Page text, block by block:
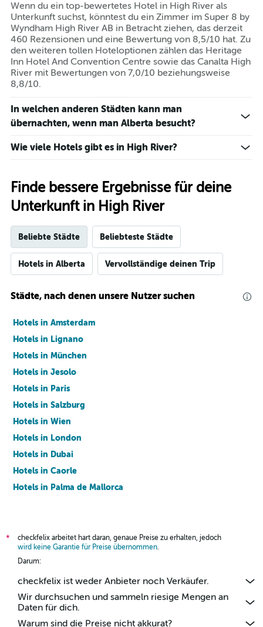
Wenn du ein top-bewertetes Hotel in High River als
Unterkunft suchst, könntest du ein Zimmer im Super 8 by
Wyndham High River AB in Betracht ziehen, das derzeit
460 Rezensionen und eine Bewertung von 8,5/10 hat. Zu
den weiteren tollen Hoteloptionen zählen das Heritage
Inn Hotel And Convention Centre sowie das Canalta High
River mit Bewertungen von 7,0/10 beziehungsweise
8,8/10.
In welchen anderen Städten kann man
übernachten, wenn man Alberta besucht?
Wie viele Hotels gibt es in High River?
Finde bessere Ergebnisse für deine
Unterkunft in High River
Beliebte Städte Beliebteste Städte
Hotels in Alberta Vervollständige deinen Trip
Städte, nach denen unsere Nutzer suchen
Hotels in Amsterdam
Hotels in Lignano
Hotels in München
Hotels in Jesolo
Hotels in Paris
Hotels in Salzburg
Hotels in Wien
Hotels in London
Hotels in Dubai
Hotels in Caorle
Hotels in Palma de Mallorca
*
checkfelix arbeitet hart daran, genaue Preise zu erhalten, jedoch
wird keine Garantie für Preise übernommen.
Darum:
checkfelix ist weder Anbieter noch Verkäufer.
Wir durchsuchen und sammeln riesige Mengen an
Daten für dich.
Warum sind die Preise nicht akkurat?